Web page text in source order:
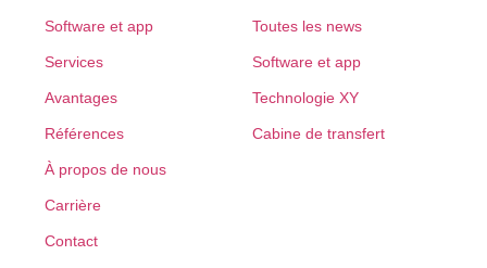
Software et app
Services
Avantages
Références
À propos de nous
Carrière
Contact
Toutes les news
Software et app
Technologie XY
Cabine de transfert